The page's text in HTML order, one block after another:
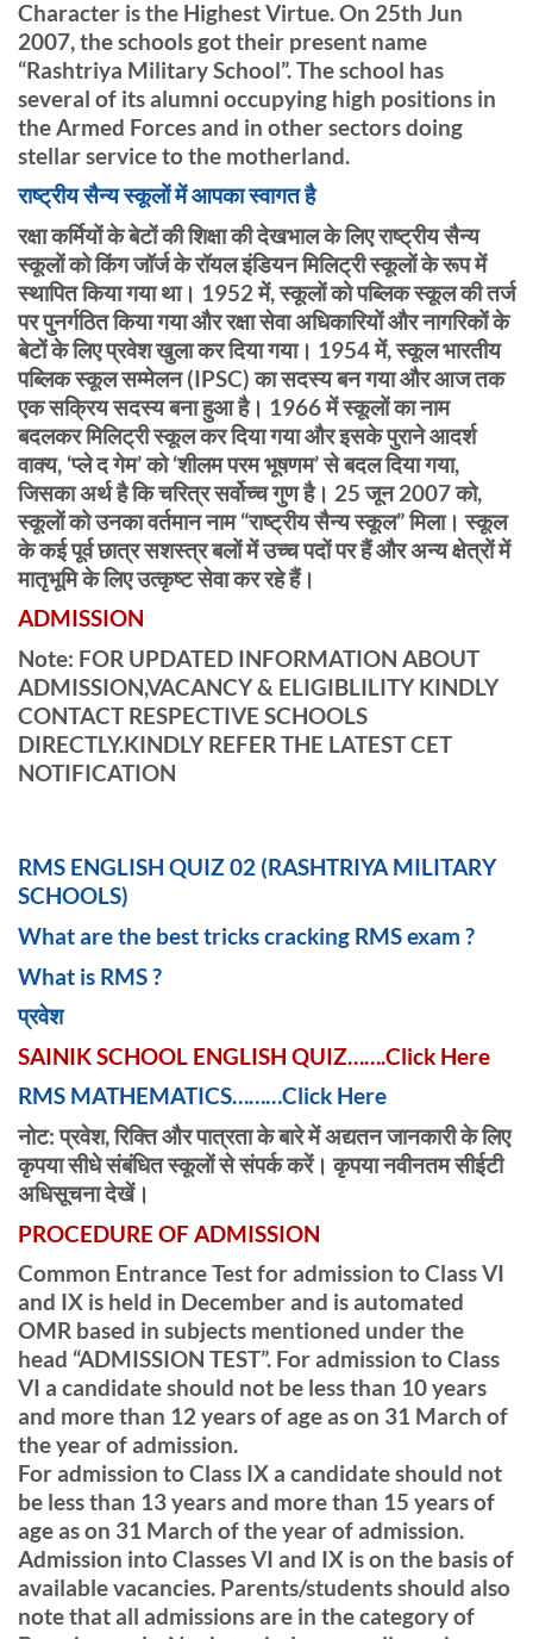
Character is the Highest Virtue. On 25th Jun
2007, the schools got their present name
“Rashtriya Military School”. The school has
several of its alumni occupying high positions in
the Armed Forces and in other sectors doing
stellar service to the motherland.
राष्ट्रीय सैन्य स्कूलों में आपका स्वागत है
रक्षा कर्मियों के बेटों की शिक्षा की देखभाल के लिए राष्ट्रीय सैन्य
स्कूलों को किंग जॉर्ज के रॉयल इंडियन मिलिट्री स्कूलों के रूप में
स्थापित किया गया था। 1952 में, स्कूलों को पब्लिक स्कूल की तर्ज
पर पुनर्गठित किया गया और रक्षा सेवा अधिकारियों और नागरिकों के
बेटों के लिए प्रवेश खुला कर दिया गया। 1954 में, स्कूल भारतीय
पब्लिक स्कूल सम्मेलन (IPSC) का सदस्य बन गया और आज तक
एक सक्रिय सदस्य बना हुआ है। 1966 में स्कूलों का नाम
बदलकर मिलिट्री स्कूल कर दिया गया और इसके पुराने आदर्श
वाक्य, ‘प्ले द गेम’ को ‘शीलम परम भूषणम’ से बदल दिया गया,
जिसका अर्थ है कि चरित्र सर्वोच्च गुण है। 25 जून 2007 को,
स्कूलों को उनका वर्तमान नाम “राष्ट्रीय सैन्य स्कूल” मिला। स्कूल
के कई पूर्व छात्र सशस्त्र बलों में उच्च पदों पर हैं और अन्य क्षेत्रों में
मातृभूमि के लिए उत्कृष्ट सेवा कर रहे हैं।
ADMISSION
Note: FOR UPDATED INFORMATION ABOUT
ADMISSION,VACANCY & ELIGIBLILITY KINDLY
CONTACT RESPECTIVE SCHOOLS
DIRECTLY.KINDLY REFER THE LATEST CET
NOTIFICATION
RMS ENGLISH QUIZ 02 (RASHTRIYA MILITARY
SCHOOLS)
What are the best tricks cracking RMS exam ?
What is RMS ?
प्रवेश
SAINIK SCHOOL ENGLISH QUIZ…….Click Here
RMS MATHEMATICS………Click Here
नोट: प्रवेश, रिक्ति और पात्रता के बारे में अद्यतन जानकारी के लिए
कृपया सीधे संबंधित स्कूलों से संपर्क करें। कृपया नवीनतम सीईटी
अधिसूचना देखें।
PROCEDURE OF ADMISSION
Common Entrance Test for admission to Class VI
and IX is held in December and is automated
OMR based in subjects mentioned under the
head “ADMISSION TEST”. For admission to Class
VI a candidate should not be less than 10 years
and more than 12 years of age as on 31 March of
the year of admission.
For admission to Class IX a candidate should not
be less than 13 years and more than 15 years of
age as on 31 March of the year of admission.
Admission into Classes VI and IX is on the basis of
available vacancies. Parents/students should also
note that all admissions are in the category of